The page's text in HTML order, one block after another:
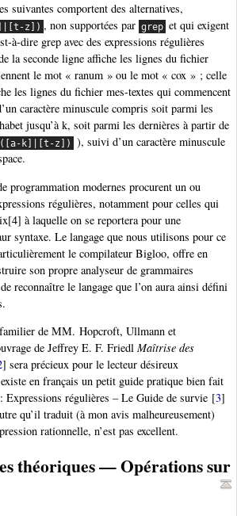
suivantes comportent des alternatives,
z]) , non supportées par grep et qui exigent
à-dire grep avec des expressions régulières
la seconde ligne affiche les lignes du fichier
le mot « ranum » ou le mot « cox » ; celle
les lignes du fichier mes-textes qui commencent
caractère minuscule compris soit parmi les
jusqu’à k, soit parmi les dernières à partir de
([a-k]|[t-z])
), suivi d’un caractère minuscule
programmation modernes procurent un ou
régulières, notamment pour celles qui
à laquelle on se reportera pour une
syntaxe. Le langage que nous utilisons pour ce
le compilateur Bigloo, offre en
son propre analyseur de grammaires
reconnaître le langage que l’on aura ainsi défini
de MM. Hopcroft, Ullmann et
de Jeffrey E. F. Friedl Maîtrise des
] sera précieux pour le lecteur désireux
en français un petit guide pratique bien fait
Expressions régulières – Le Guide de survie [3]
qu’il traduit (à mon avis malheureusement)
rationnelle, n’est pas excellent.
théoriques — Opérations sur